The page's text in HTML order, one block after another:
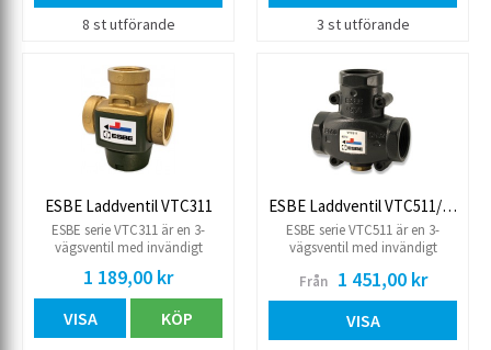
-10 till +130°C. Lämpligt
8 st utförande
ställratten på motorns
3 st utförande
ESBE Laddventil VTC311
ESBE serie VTC311 är en 3-
vägsventil med invändigt
skyddar fastbränslepannor mot
för låga returtemperaturer.
Genom att bibehålla en hög
och stadig nivå på
1 189,00 kr
VISA KÖP
ESBE Laddventil VTC511/512
ESBE serie VTC511 är en 3-
vägsventil med invändigt
gänga) anslutningar som
skyddar fastbränslepannor mot
för låga returtemperaturer.
Från 1 451,00 kr
VISA